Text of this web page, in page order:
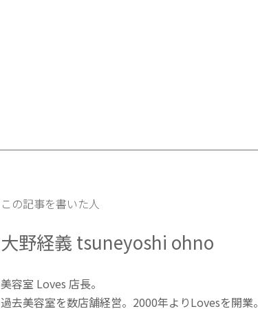
この記事を書いた人
大野経義 tsuneyoshi ohno
美容室 Loves 店長。
過去美容室を数店舗経営。2000年よりLovesを開業。